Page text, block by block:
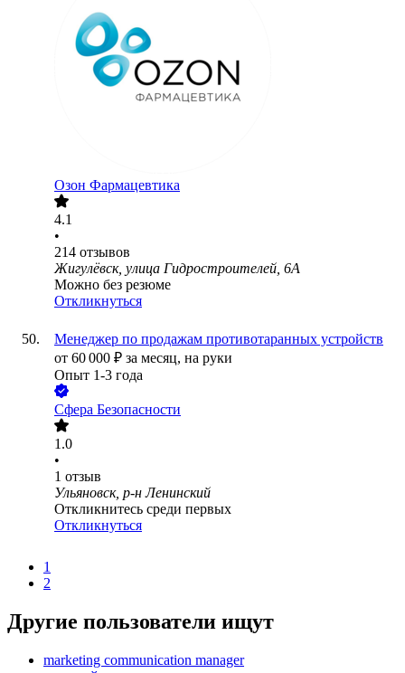
Озон Фармацевтика
4.1
•
214 отзывов
Жигулёвск, улица Гидростроителей, 6А
Можно без резюме
Откликнуться
Менеджер по продажам противотаранных устройств
от 60 000 ₽ за месяц, на руки
Опыт 1-3 года
Сфера Безопасности
1.0
•
1 отзыв
Ульяновск, р-н Ленинский
Откликнитесь среди первых
Откликнуться
1
2
Другие пользователи ищут
marketing communication manager